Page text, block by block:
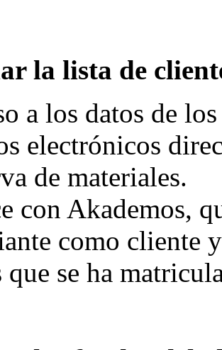
la lista de
a los datos de
electrónicos
de materiales.
con Akademos,
como cliente
que se ha